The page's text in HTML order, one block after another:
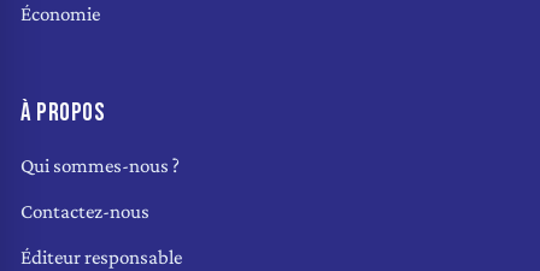
Économie
À PROPOS
Qui sommes-nous ?
Contactez-nous
Éditeur responsable